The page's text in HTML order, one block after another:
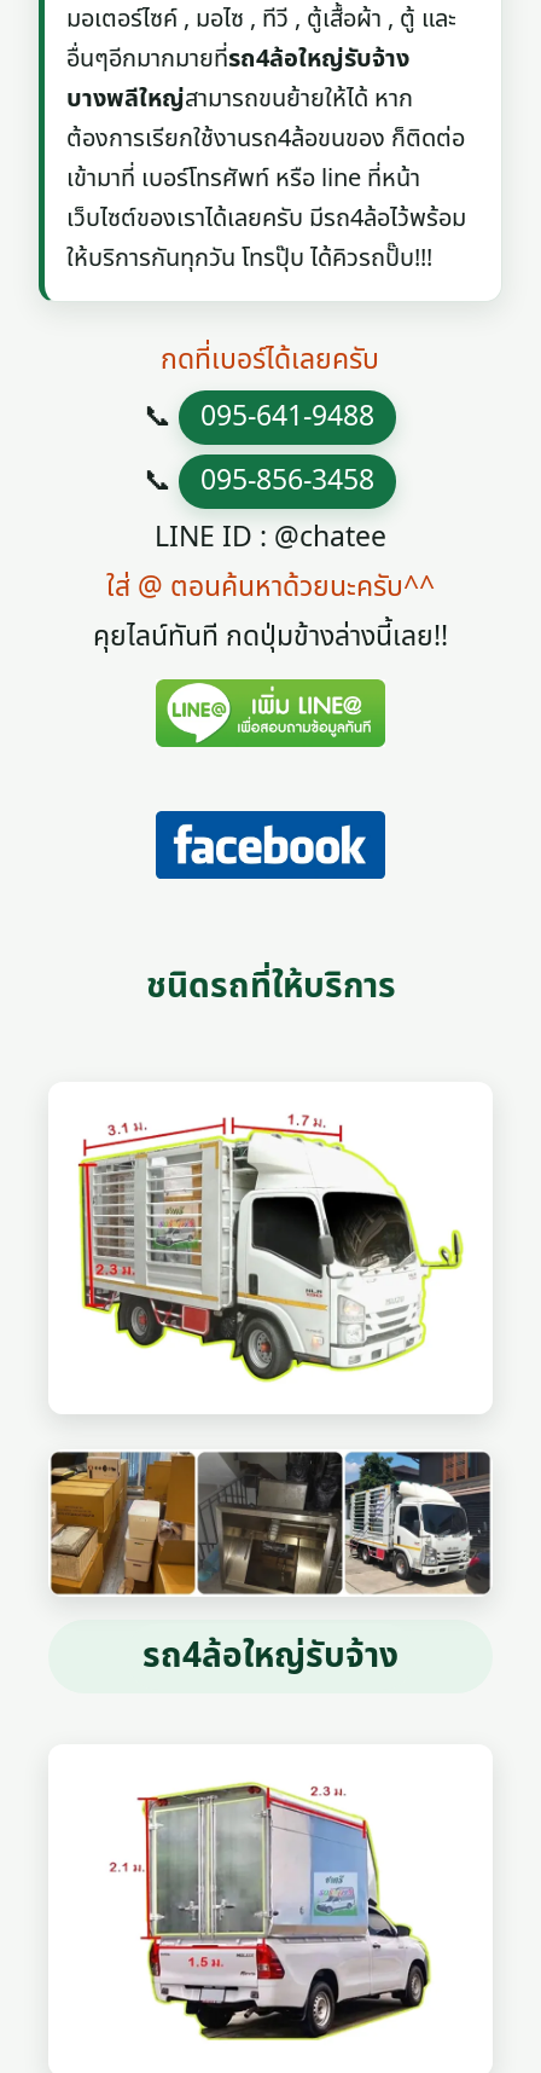
มอเตอร์ไซค์ , มอไซ , ทีวี , ตู้เสื้อผ้า , ตู้ และ
อื่นๆอีกมากมายที่รถ4ล้อใหญ่รับจ้าง
บางพลีใหญ่สามารถขนย้ายให้ได้ หาก
ต้องการเรียกใช้งานรถ4ล้อขนของ ก็ติดต่อ
เข้ามาที่ เบอร์โทรศัพท์ หรือ line ที่หน้า
เว็บไซต์ของเราได้เลยครับ มีรถ4ล้อไว้พร้อม
ให้บริการกันทุกวัน โทรปุ๊บ ได้คิวรถปั๊บ!!!
กดที่เบอร์ได้เลยครับ
📞 095-641-9488
📞 095-856-3458
LINE ID : @chatee
ใส่ @ ตอนค้นหาด้วยนะครับ^^
คุยไลน์ทันที กดปุ่มข้างล่างนี้เลย!!
ชนิดรถที่ให้บริการ
รถ4ล้อใหญ่รับจ้าง